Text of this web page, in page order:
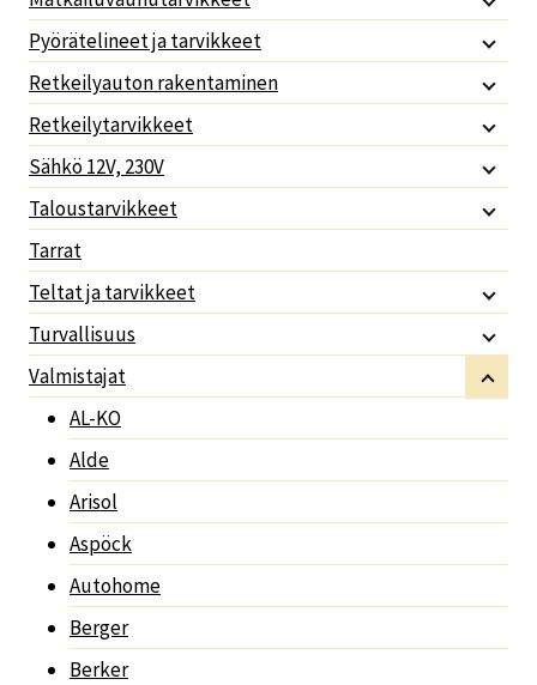
Pyörätelineet ja tarvikkeet
Retkeilyauton rakentaminen
Retkeilytarvikkeet
Sähkö 12V, 230V
Taloustarvikkeet
Tarrat
Teltat ja tarvikkeet
Turvallisuus
Valmistajat
AL-KO
Alde
Arisol
Aspöck
Autohome
Berger
Berker